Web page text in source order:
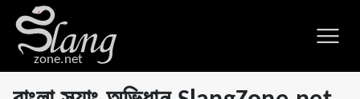
zone.net